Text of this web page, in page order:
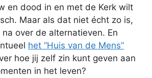
en dood in en met de Kerk wilt
Maar als dat niet écht zo is,
over de alternatieven. En
het “Huis van de Mens”
hoe jij zelf zin kunt geven aan
in het leven?